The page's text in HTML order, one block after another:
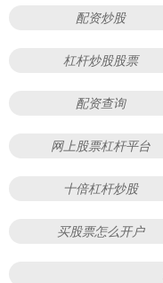
配资炒股
杠杆炒股股票
配资查询
网上股票杠杆平台
十倍杠杆炒股
买股票怎么开户